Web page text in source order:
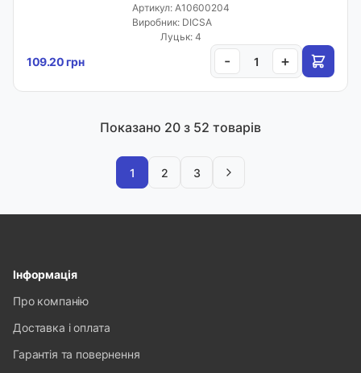
Артикул: A10600204
Виробник: DICSA
Луцьк: 4
109.20 грн - +
Показано 20 з 52 товарів
1 2 3
Інформація
Про компанію
Доставка і оплата
Гарантія та повернення